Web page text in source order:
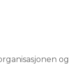
og